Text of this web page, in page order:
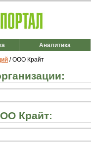
Аналитика
/ ООО Крайт
Крайт: